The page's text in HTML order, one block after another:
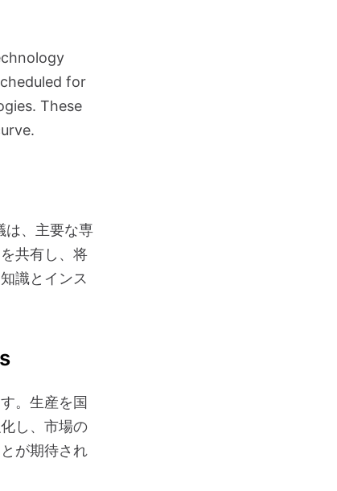
for
These
は、主要な専
共有し、将
識とインス
。生産を国
し、市場の
が期待され